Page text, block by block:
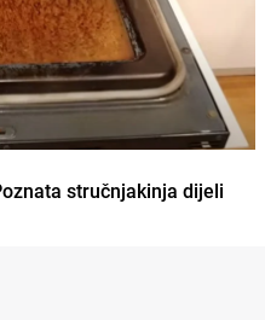
stručnjakinja dijeli